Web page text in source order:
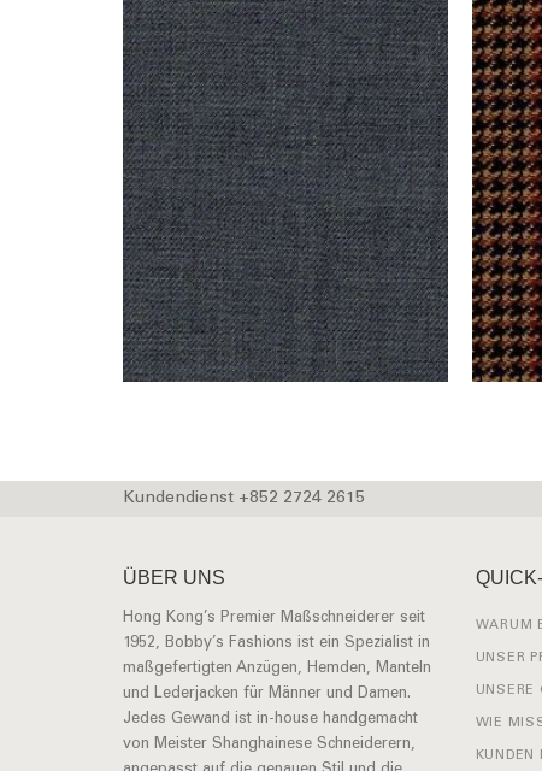
Kundendienst +852 2724 2615
ÜBER UNS
Hong Kong’s Premier Maßschneiderer seit
1952, Bobby’s Fashions ist ein Spezialist in
maßgefertigten Anzügen, Hemden, Manteln
und Lederjacken für Männer und Damen.
Jedes Gewand ist in-house handgemacht
von Meister Shanghainese Schneiderern,
WARUM
UNSER
UNSERE
WIE
KUNDEN